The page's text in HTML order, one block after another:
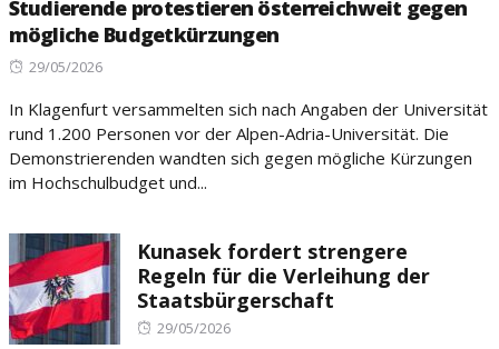
Studierende protestieren österreichweit gegen
mögliche Budgetkürzungen
Posted
29/05/2026
In Klagenfurt versammelten sich nach Angaben der Universität
rund 1.200 Personen vor der Alpen-Adria-Universität. Die
Demonstrierenden wandten sich gegen mögliche Kürzungen
im Hochschulbudget und...
Kunasek fordert strengere
Regeln für die Verleihung der
Staatsbürgerschaft
Posted
29/05/2026